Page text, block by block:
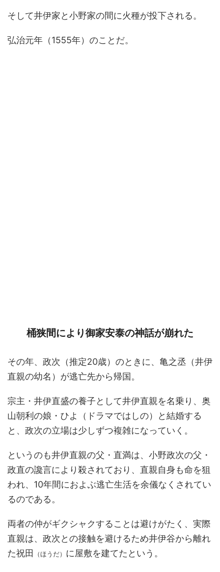
そして井伊家と小野家の間に火種が投下される。
弘治元年（1555年）のことだ。
桶狭間により御家安泰の神話が崩れた
その年、政次（推定20歳）のときに、亀之丞（井伊
直親の幼名）が逃亡先から帰国。
宗主・井伊直盛の養子として井伊直親を名乗り、奥
山朝利の娘・ひよ（ドラマではしの）と結婚する
と、政次の立場は少しずつ複雑になっていく。
というのも井伊直親の父・直満は、小野政次の父・
政直の讒言により殺されており、直親自身も命を狙
われ、10年間におよぶ逃亡生活を余儀なくされてい
るのである。
両者の仲がギクシャクすることは避けがたく、実際
直親は、政次との接触を避けるため井伊谷から離れ
た祝田
（ほうだ） に屋敷を建てたという。